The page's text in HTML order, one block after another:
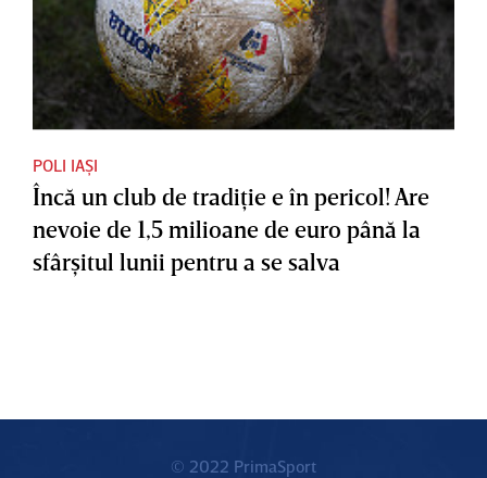
POLI IAȘI
Încă un club de tradiţie e în pericol! Are
nevoie de 1,5 milioane de euro până la
sfârşitul lunii pentru a se salva
© 2022 PrimaSport